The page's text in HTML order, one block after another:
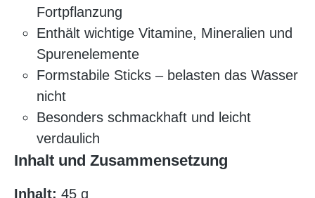
Fortpflanzung
Enthält wichtige Vitamine, Mineralien und
Spurenelemente
Formstabile Sticks – belasten das Wasser
nicht
Besonders schmackhaft und leicht
verdaulich
Inhalt und Zusammensetzung
Inhalt: 45 g